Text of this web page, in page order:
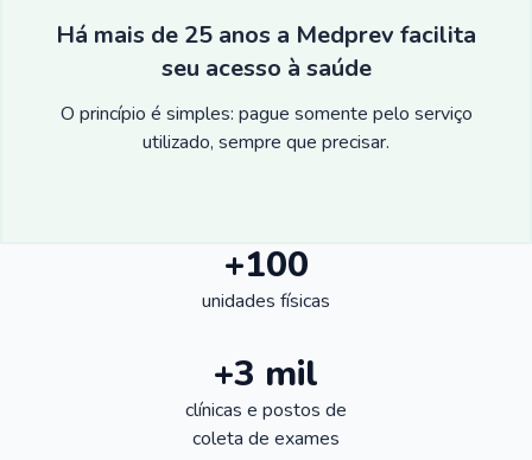
Há mais de 25 anos a Medprev facilita
seu acesso à saúde
O princípio é simples: pague somente pelo serviço
utilizado, sempre que precisar.
+100
unidades físicas
+3 mil
clínicas e postos de
coleta de exames